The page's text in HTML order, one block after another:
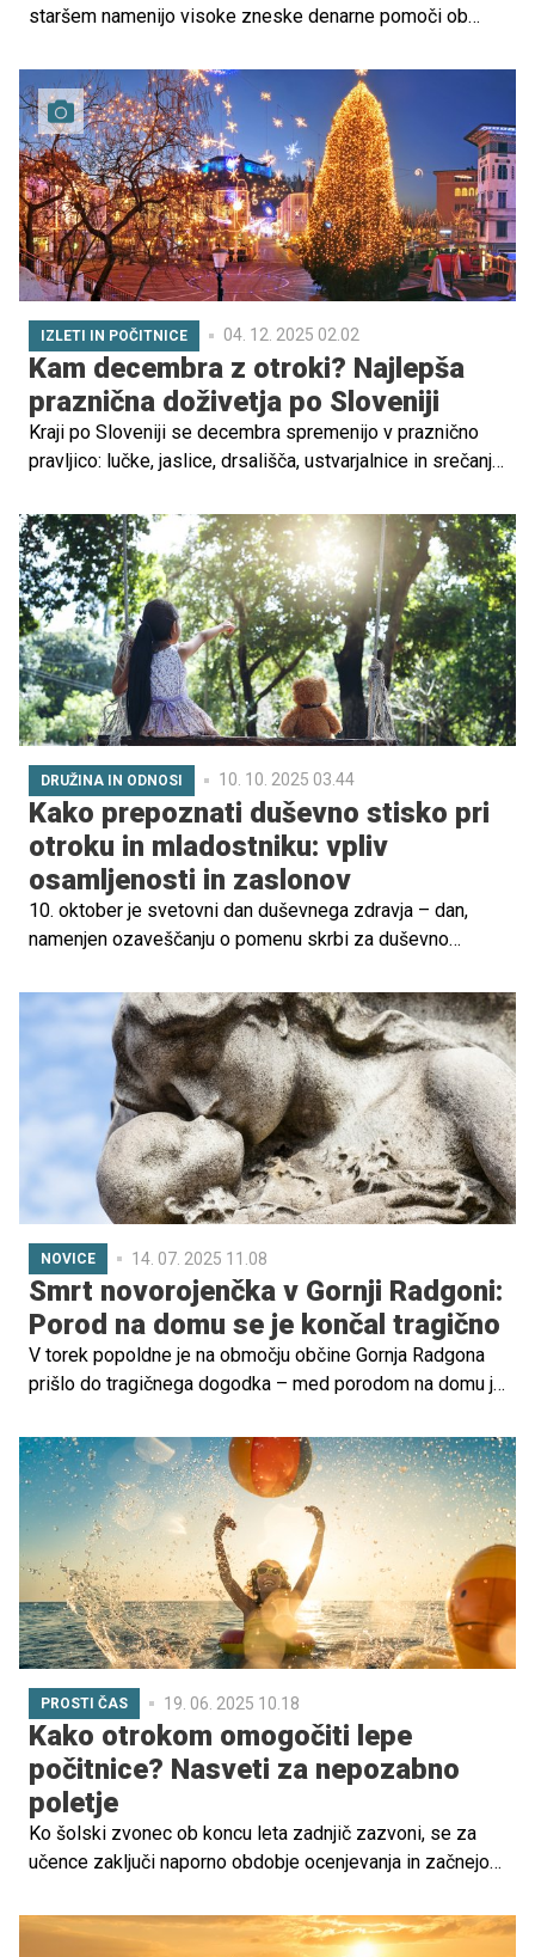
staršem namenijo visoke zneske denarne pomoči ob
in postali so edina občina v Sloveniji, ki mladim družinam
nudi dodatno finančno pomoč tudi ob začetku
obiskovanja vrtca in ob prvem vpisu v osnovno šolo.
IZLETI IN POČITNICE 04. 12. 2025 02.02
Kam decembra z otroki? Najlepša
praznična doživetja po Sloveniji
Kraji po Sloveniji se decembra spremenijo v praznično
pravljico: lučke, jaslice, drsališča, ustvarjalnice in srečanja
Preverite, kam se decembra odpraviti z otroki, da bo
zadnji mesec leta res čaroben in nepozaben, ter izberite
najljubše ideje za nepozabne družinske trenutke.
DRUŽINA IN ODNOSI 10. 10. 2025 03.44
Kako prepoznati duševno stisko pri
otroku in mladostniku: vpliv
osamljenosti in zaslonov
10. oktober je svetovni dan duševnega zdravja – dan,
namenjen ozaveščanju o pomenu skrbi za duševno
pogovora o tem, kar se dogaja v nas. V današnjem hitrem
in digitalno prepletenem svetu je skrb za duševno
zdravje otrok in mladostnikov še posebej pomembna, saj
se soočajo z izzivi, ki vplivajo na njihove odnose,
čustveno stabilnost in samopodobo.
NOVICE 14. 07. 2025 11.08
Smrt novorojenčka v Gornji Radgoni:
Porod na domu se je končal tragično
V torek popoldne je na območju občine Gornja Radgona
prišlo do tragičnega dogodka – med porodom na domu je
PROSTI ČAS 19. 06. 2025 10.18
Kako otrokom omogočiti lepe
počitnice? Nasveti za nepozabno
poletje
Ko šolski zvonec ob koncu leta zadnjič zazvoni, se za
učence zaključi naporno obdobje ocenjevanja in začnejo
starši končno zadihajo. A kako poskrbeti, da bodo
počitnice resnično lepe? Da bodo namenjene počitku in